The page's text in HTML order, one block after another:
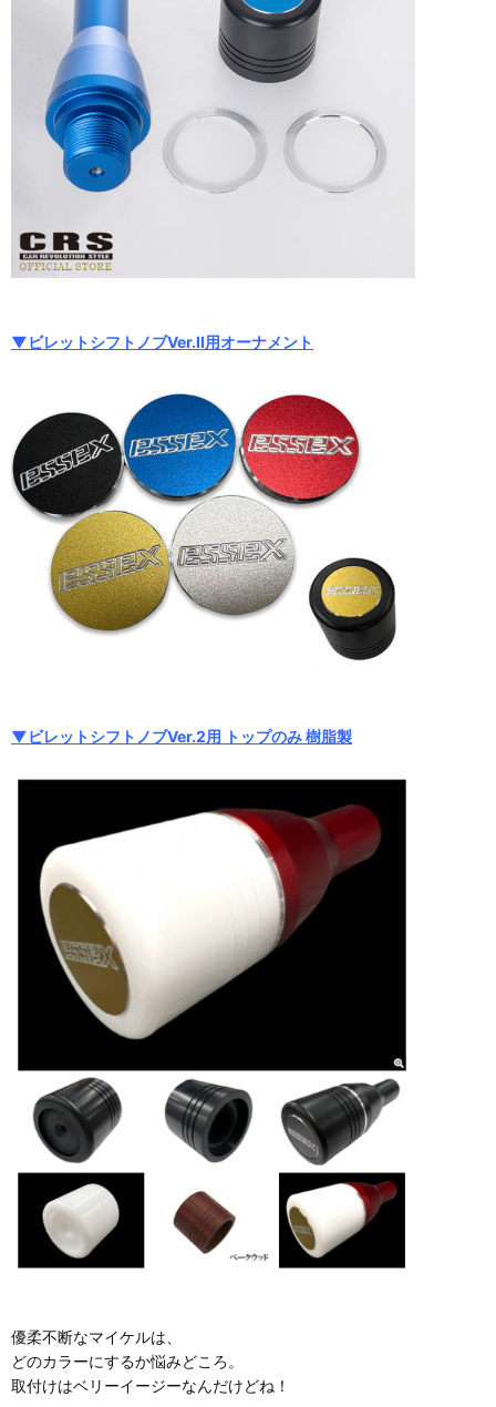
▼ビレットシフトノブVer.II用オーナメント
▼ビレットシフトノブVer.2用 トップのみ 樹脂製
優柔不断なマイケルは、
どのカラーにするか悩みどころ。
取付けはベリーイージーなんだけどね！